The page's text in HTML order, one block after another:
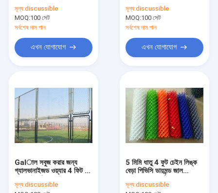
মূল্য:discussible
MOQ:100 সেট
সর্বশেষ দাম পান
এখন যোগাযোগ
মূল্য:discussible
MOQ:100 সেট
সর্বশেষ দাম পান
এখন যোগাযোগ
Galাল সবুজ করার জন্য
গ্যালভানাইজড ওয়্যার 4 ফিট 9
মূল্য:discussible
5 মিমি ধাতু 4 ফুট চেইন লিঙ্ক
বেড়া পিভিসি ডায়মন্ড জাল
মূল্য:discussible